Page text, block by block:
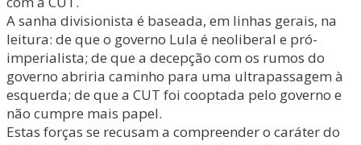
A sanha divisionista é baseada, em linhas gerais, na
leitura: de que o governo Lula é neoliberal e pró-
imperialista; de que a decepção com os rumos do
governo abriria caminho para uma ultrapassagem à
esquerda; de que a CUT foi cooptada pelo governo e
não cumpre mais papel.
Estas forças se recusam a compreender o caráter do